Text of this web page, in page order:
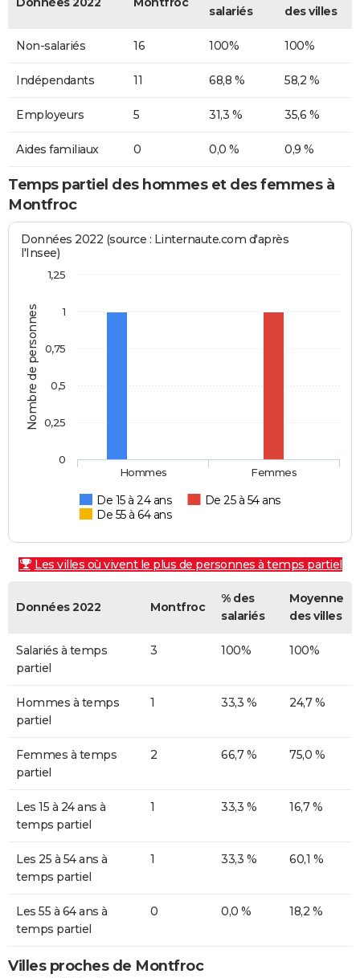
salariés
des villes
Non-salariés 16 100% 100%
Indépendants 11 68,8 % 58,2 %
Employeurs 5 31,3 % 35,6 %
Aides familiaux 0 0,0 % 0,9 %
Temps partiel des hommes et des femmes à
Montfroc
Nombre de personnes
Données 2022 (source : Linternaute.com d'après
l'Insee)
De 15 à 24 ans
De 25 à 54 ans
De 55 à 64 ans
Hommes Femmes
0
0,25
0,5
0,75
1
1,25
Les villes où vivent le plus de personnes à temps partiel
Données 2022 Montfroc
% des
salariés
Moyenne
des villes
Salariés à temps
partiel
3 100% 100%
Hommes à temps
partiel
1 33,3 % 24,7 %
Femmes à temps
partiel
2 66,7 % 75,0 %
Les 15 à 24 ans à
temps partiel
1 33,3 % 16,7 %
Les 25 à 54 ans à
temps partiel
1 33,3 % 60,1 %
Les 55 à 64 ans à
temps partiel
0 0,0 % 18,2 %
Villes proches de Montfroc